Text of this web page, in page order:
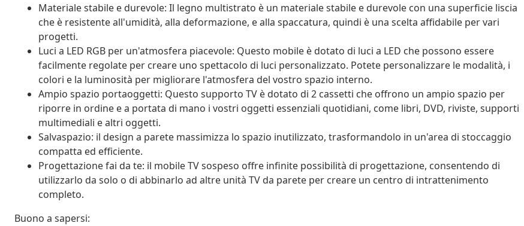
Materiale stabile e durevole: Il legno multistrato è un materiale stabile e durevole con una superficie liscia
che è resistente all'umidità, alla deformazione, e alla spaccatura, quindi è una scelta affidabile per vari
progetti.
Luci a LED RGB per un'atmosfera piacevole: Questo mobile è dotato di luci a LED che possono essere
facilmente regolate per creare uno spettacolo di luci personalizzato. Potete personalizzare le modalità, i
colori e la luminosità per migliorare l'atmosfera del vostro spazio interno.
Ampio spazio portaoggetti: Questo supporto TV è dotato di 2 cassetti che offrono un ampio spazio per
riporre in ordine e a portata di mano i vostri oggetti essenziali quotidiani, come libri, DVD, riviste, supporti
multimediali e altri oggetti.
Salvaspazio: il design a parete massimizza lo spazio inutilizzato, trasformandolo in un'area di stoccaggio
compatta ed efficiente.
Progettazione fai da te: il mobile TV sospeso offre infinite possibilità di progettazione, consentendo di
utilizzarlo da solo o di abbinarlo ad altre unità TV da parete per creare un centro di intrattenimento
completo.
Buono a sapersi: